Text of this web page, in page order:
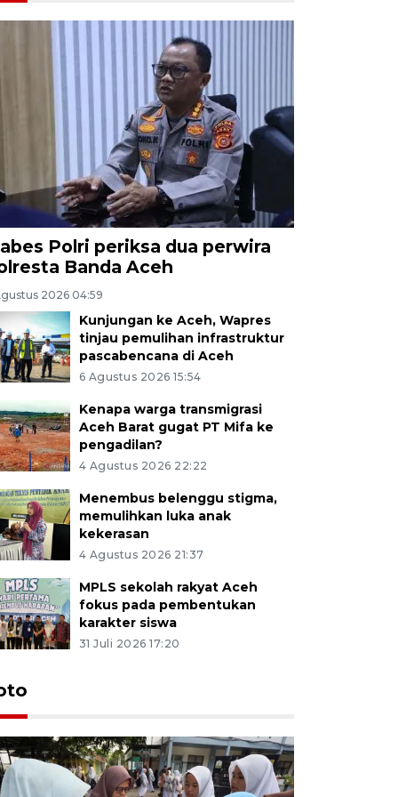
Polri periksa dua perwira
Banda Aceh
2026 04:59
Kunjungan ke Aceh, Wapres
tinjau pemulihan infrastruktur
pascabencana di Aceh
6 Agustus 2026 15:54
Kenapa warga transmigrasi
Aceh Barat gugat PT Mifa ke
pengadilan?
4 Agustus 2026 22:22
Menembus belenggu stigma,
memulihkan luka anak
kekerasan
4 Agustus 2026 21:37
MPLS sekolah rakyat Aceh
fokus pada pembentukan
karakter siswa
31 Juli 2026 17:20